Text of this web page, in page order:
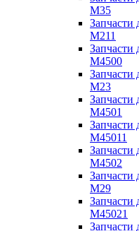
M35
Запчасти
M211
Запчасти
M4500
Запчасти
M23
Запчасти
M4501
Запчасти
M45011
Запчасти
M4502
Запчасти
M29
Запчасти
M45021
Запчасти